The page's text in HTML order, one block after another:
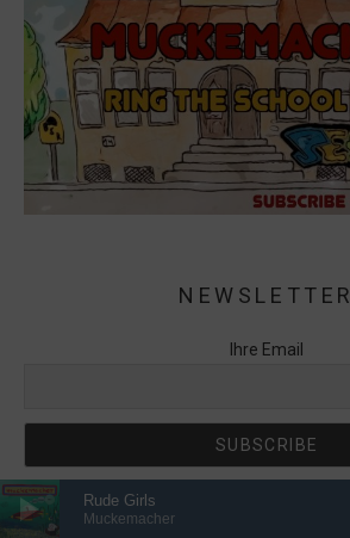
NEWSLETTER
Ihre Email
Audio-Player
Muckemacher
Rude Girls